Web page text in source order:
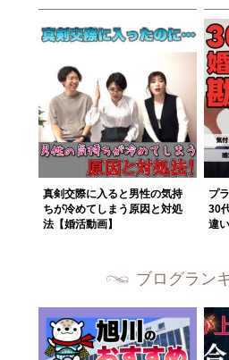
真剣交際に入ると男性の気持
ちが冷めてしまう原因と対処
法【婚活動画】
プ
30
違
ブログラン